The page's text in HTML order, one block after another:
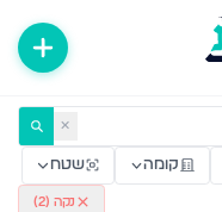
היחיד ✕
קומה שטח
נקה (2
)